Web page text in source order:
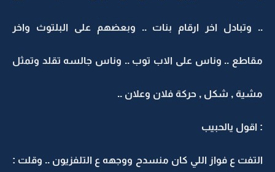
.. وتبادل اخر ارقام بنات .. وبعضهم على البلتوث واخر
مقاطع .. وناس على الاب توب .. وناس جالسه تقلد وتمثل
مشية , شكل , حركة فلان وعلان ..
: اقول يالحبيب
التفت ع فواز اللي كان منسدح ووجهه ع التلفزيون .. وقلت :